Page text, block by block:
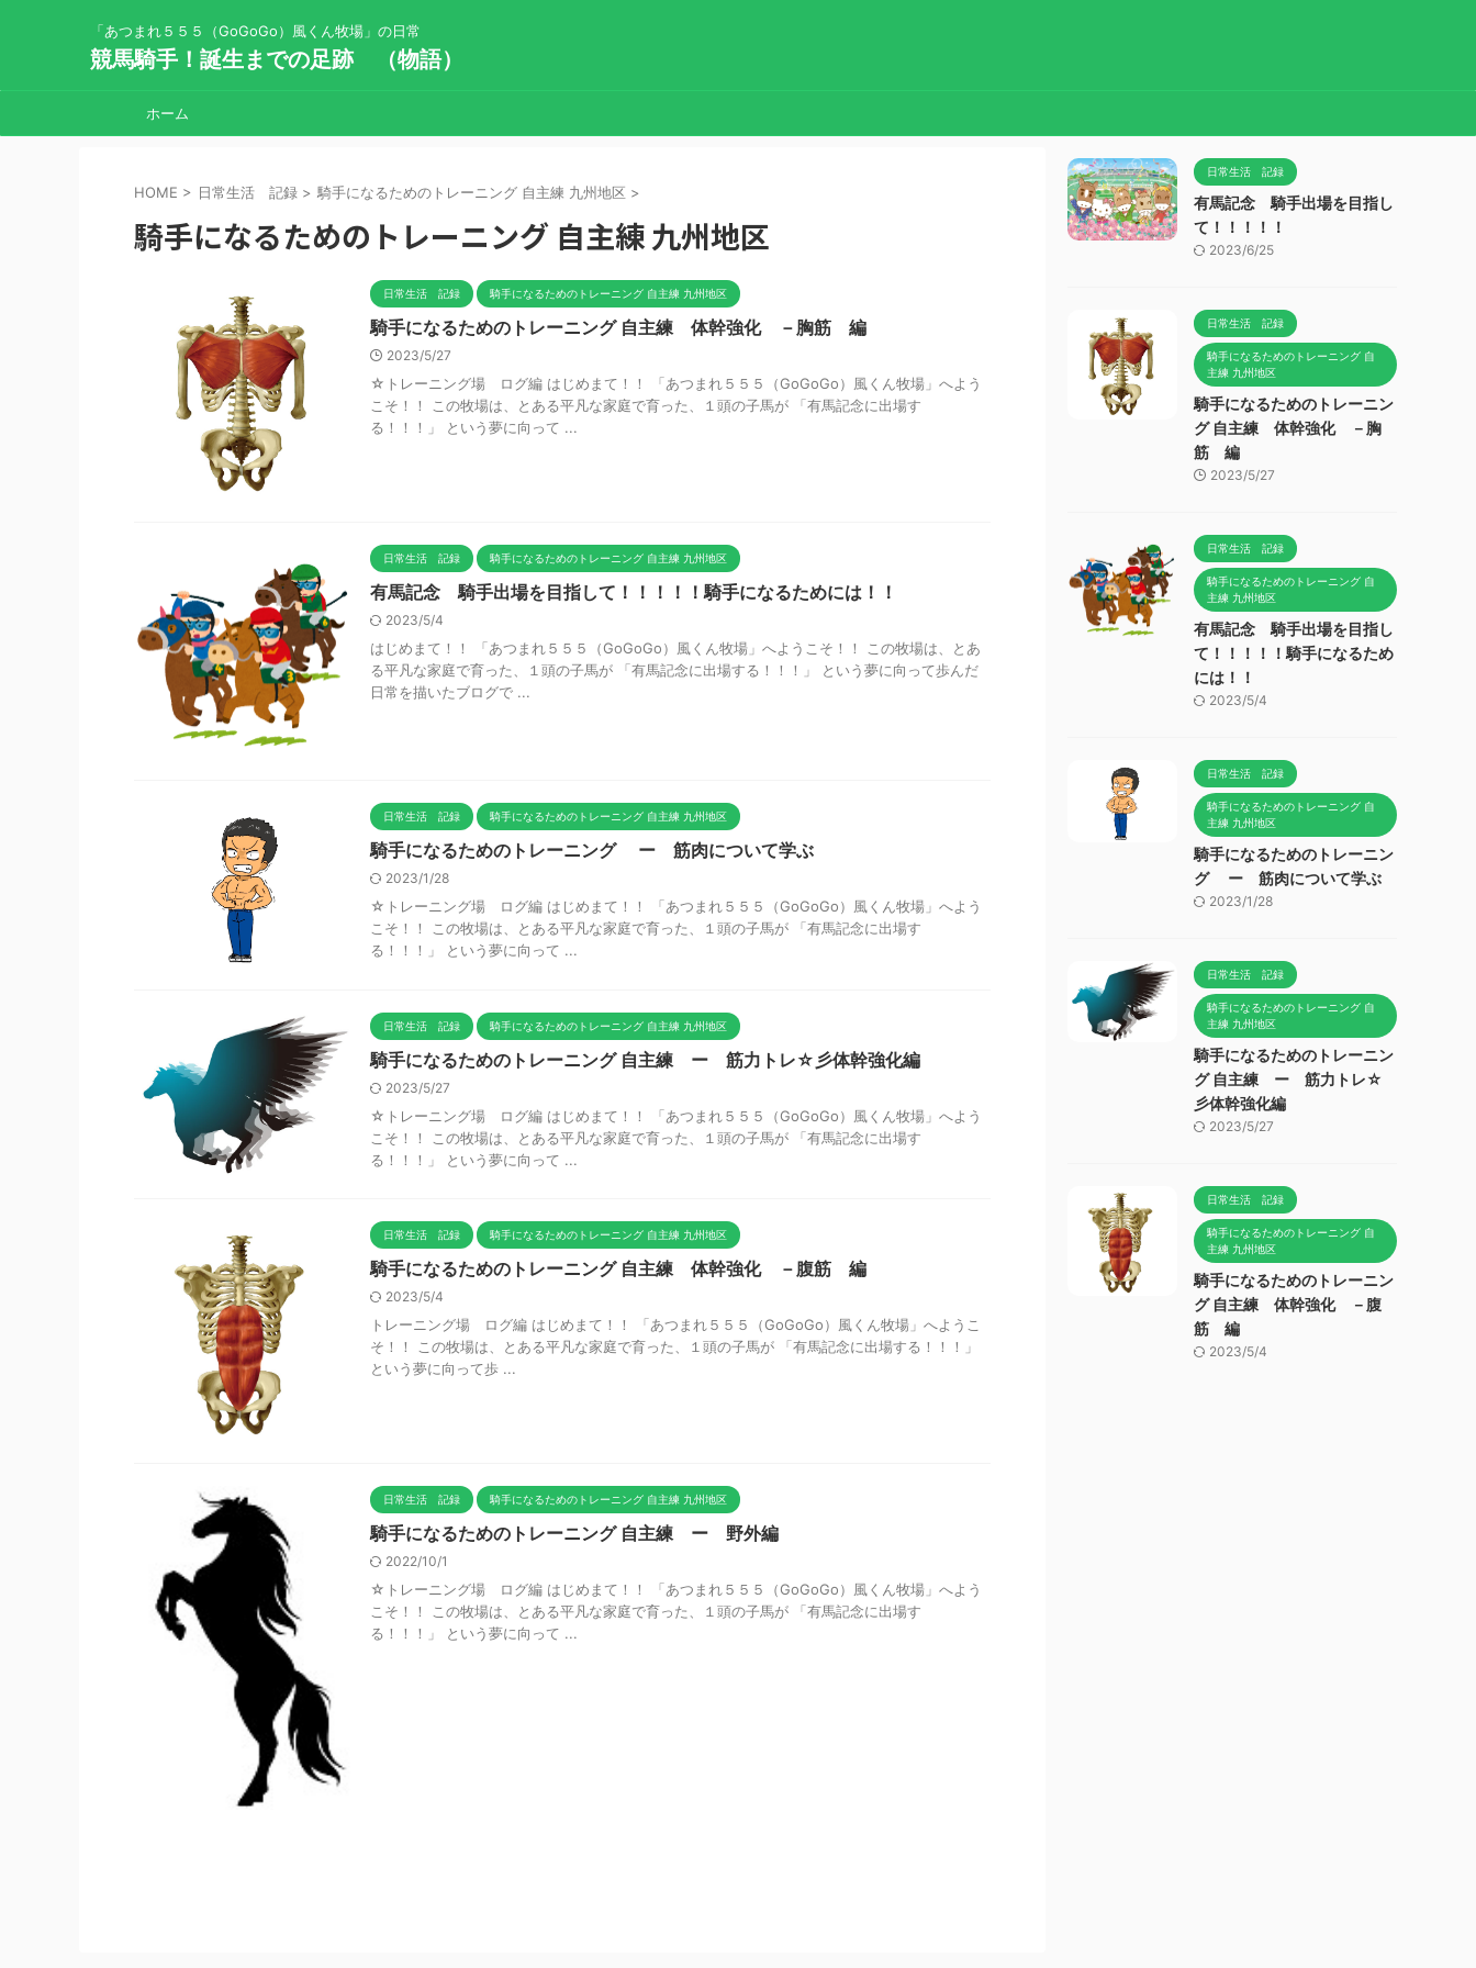
「あつまれ５５５（GoGoGo）風くん牧場」の日常
競馬騎手！誕生までの足跡 （物語）
ホーム
HOME > 日常生活 記録 > 騎手になるためのトレーニング 自主練 九州地区 >
騎手になるためのトレーニング 自主練 九州地区
日常生活 記録 騎手になるためのトレーニング 自主練 九州地区
騎手になるためのトレーニング 自主練 体幹強化 －胸筋 編
2023/5/27
☆トレーニング場 ログ編 はじめまて！！ 「あつまれ５５５（GoGoGo）風くん牧場」へよう
こそ！！ この牧場は、とある平凡な家庭で育った、１頭の子馬が 「有馬記念に出場す
る！！！」 という夢に向って ...
日常生活 記録 騎手になるためのトレーニング 自主練 九州地区
有馬記念 騎手出場を目指して！！！！！騎手になるためには！！
2023/5/4
はじめまて！！ 「あつまれ５５５（GoGoGo）風くん牧場」へようこそ！！ この牧場は、とあ
る平凡な家庭で育った、１頭の子馬が 「有馬記念に出場する！！！」 という夢に向って歩んだ
日常を描いたブログで ...
日常生活 記録 騎手になるためのトレーニング 自主練 九州地区
騎手になるためのトレーニング ー 筋肉について学ぶ
2023/1/28
☆トレーニング場 ログ編 はじめまて！！ 「あつまれ５５５（GoGoGo）風くん牧場」へよう
こそ！！ この牧場は、とある平凡な家庭で育った、１頭の子馬が 「有馬記念に出場す
る！！！」 という夢に向って ...
日常生活 記録 騎手になるためのトレーニング 自主練 九州地区
騎手になるためのトレーニング 自主練 ー 筋力トレ☆彡体幹強化編
2023/5/27
☆トレーニング場 ログ編 はじめまて！！ 「あつまれ５５５（GoGoGo）風くん牧場」へよう
こそ！！ この牧場は、とある平凡な家庭で育った、１頭の子馬が 「有馬記念に出場す
る！！！」 という夢に向って ...
日常生活 記録 騎手になるためのトレーニング 自主練 九州地区
騎手になるためのトレーニング 自主練 体幹強化 －腹筋 編
2023/5/4
トレーニング場 ログ編 はじめまて！！ 「あつまれ５５５（GoGoGo）風くん牧場」へようこ
そ！！ この牧場は、とある平凡な家庭で育った、１頭の子馬が 「有馬記念に出場する！！！」
という夢に向って歩 ...
日常生活 記録 騎手になるためのトレーニング 自主練 九州地区
騎手になるためのトレーニング 自主練 ー 野外編
2022/10/1
☆トレーニング場 ログ編 はじめまて！！ 「あつまれ５５５（GoGoGo）風くん牧場」へよう
こそ！！ この牧場は、とある平凡な家庭で育った、１頭の子馬が 「有馬記念に出場す
る！！！」 という夢に向って ...
日常生活 記録
有馬記念 騎手出場を目指し
て！！！！！
2023/6/25
日常生活 記録
騎手になるためのトレーニング 自
主練 九州地区
騎手になるためのトレーニン
グ 自主練 体幹強化 －胸
筋 編
2023/5/27
日常生活 記録
騎手になるためのトレーニング 自
主練 九州地区
有馬記念 騎手出場を目指し
て！！！！！騎手になるため
には！！
2023/5/4
日常生活 記録
騎手になるためのトレーニング 自
主練 九州地区
騎手になるためのトレーニン
グ ー 筋肉について学ぶ
2023/1/28
日常生活 記録
騎手になるためのトレーニング 自
主練 九州地区
騎手になるためのトレーニン
グ 自主練 ー 筋力トレ☆
彡体幹強化編
2023/5/27
日常生活 記録
騎手になるためのトレーニング 自
主練 九州地区
騎手になるためのトレーニン
グ 自主練 体幹強化 －腹
筋 編
2023/5/4